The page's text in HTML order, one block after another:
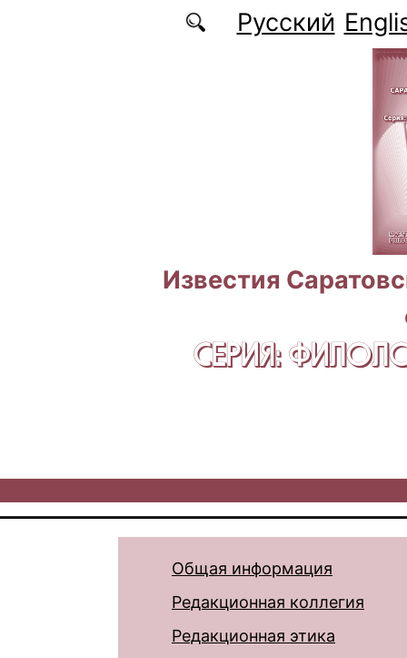
Перейти к основному содержаниюРусский
Известия
СЕРИЯ:
Общая информация
Редакционная коллегия
Редакционная этика